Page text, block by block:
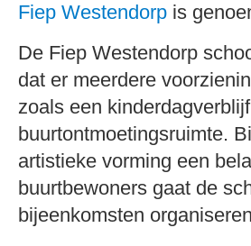
Fiep Westendorp is
De Fiep Westendorp
dat er meerdere
zoals een
buurtontmoetingsruimte.
artistieke vorming een
buurtbewoners gaat de
bijeenkomsten